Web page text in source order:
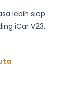
lebih siap
iCar V23.